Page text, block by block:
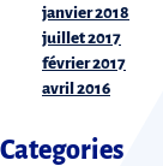
janvier 2018
juillet 2017
février 2017
avril 2016
Categories